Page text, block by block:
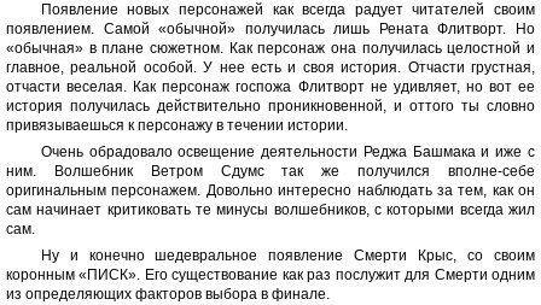
Появление новых персонажей как всегда радует читателей своим
появлением. Самой «обычной» получилась лишь Рената Флитворт. Но
«обычная» в плане сюжетном. Как персонаж она получилась целостной и
главное, реальной особой. У нее есть и своя история. Отчасти грустная,
отчасти веселая. Как персонаж госпожа Флитворт не удивляет, но вот ее
история получилась действительно проникновенной, и оттого ты словно
привязываешься к персонажу в течении истории.
Очень обрадовало освещение деятельности Реджа Башмака и иже с
ним. Волшебник Ветром Сдумс так же получился вполне-себе
оригинальным персонажем. Довольно интересно наблюдать за тем, как он
сам начинает критиковать те минусы волшебников, с которыми всегда жил
сам.
Ну и конечно шедевральное появление Смерти Крыс, со своим
коронным «ПИСК». Его существование как раз послужит для Смерти одним
из определяющих факторов выбора в финале.